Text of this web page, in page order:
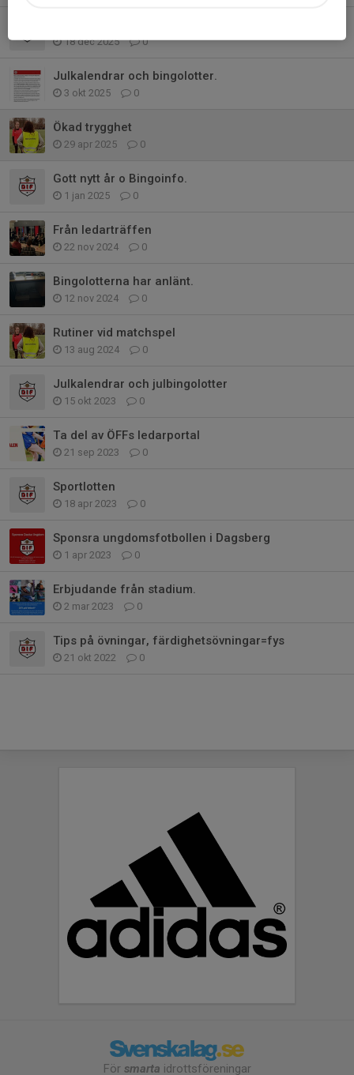
18 dec 2025 0
Julkalendrar och bingolotter.
3 okt 2025 0
Ökad trygghet
29 apr 2025 0
Gott nytt år o Bingoinfo.
1 jan 2025 0
Från ledarträffen
22 nov 2024 0
Bingolotterna har anlänt.
12 nov 2024 0
Rutiner vid matchspel
13 aug 2024 0
Julkalendrar och julbingolotter
15 okt 2023 0
Ta del av ÖFFs ledarportal
21 sep 2023 0
Sportlotten
18 apr 2023 0
Sponsra ungdomsfotbollen i Dagsberg
1 apr 2023 0
Erbjudande från stadium.
2 mar 2023 0
Tips på övningar, färdighetsövningar=fys
21 okt 2022 0
För smarta idrottsföreningar